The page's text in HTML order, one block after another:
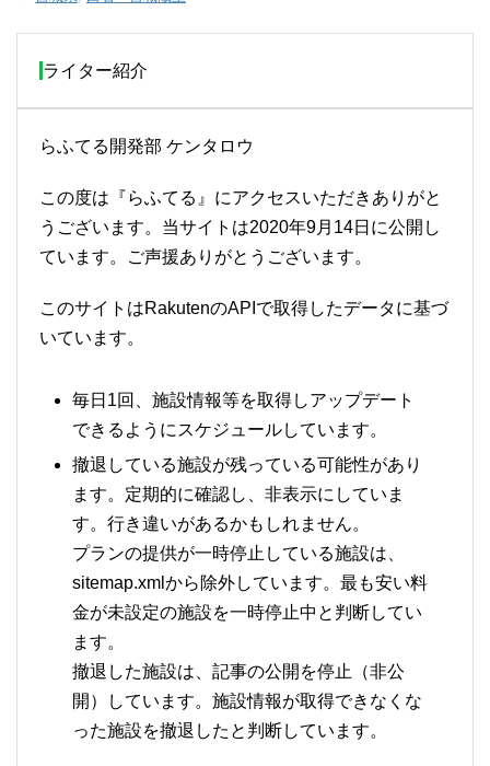
ライター紹介
らふてる開発部 ケンタロウ
この度は『らふてる』にアクセスいただきありがと
うございます。当サイトは2020年9月14日に公開し
ています。ご声援ありがとうございます。
このサイトはRakutenのAPIで取得したデータに基づ
いています。
毎日1回、施設情報等を取得しアップデート
できるようにスケジュールしています。
撤退している施設が残っている可能性があり
ます。定期的に確認し、非表示にしていま
す。行き違いがあるかもしれません。
プランの提供が一時停止している施設は、
sitemap.xmlから除外しています。最も安い料
金が未設定の施設を一時停止中と判断してい
ます。
撤退した施設は、記事の公開を停止（非公
開）しています。施設情報が取得できなくな
った施設を撤退したと判断しています。